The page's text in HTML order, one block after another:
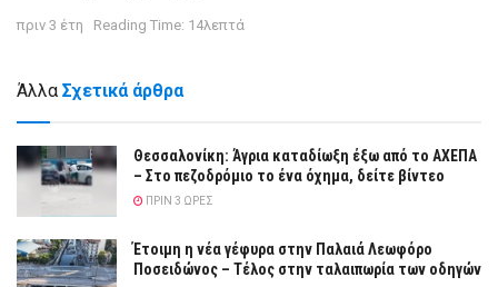
πριν 3 έτη Reading Time: 14λεπτά
Άλλα Σχετικά άρθρα
Θεσσαλονίκη: Άγρια καταδίωξη έξω από το ΑΧΕΠΑ
– Στο πεζοδρόμιο το ένα όχημα, δείτε βίντεο
ΠΡΙΝ 3 ΏΡΕΣ
Έτοιμη η νέα γέφυρα στην Παλαιά Λεωφόρο
Ποσειδώνος – Τέλος στην ταλαιπωρία των οδηγών